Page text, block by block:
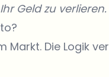
Geld zu verlieren.
Markt. Die Logik